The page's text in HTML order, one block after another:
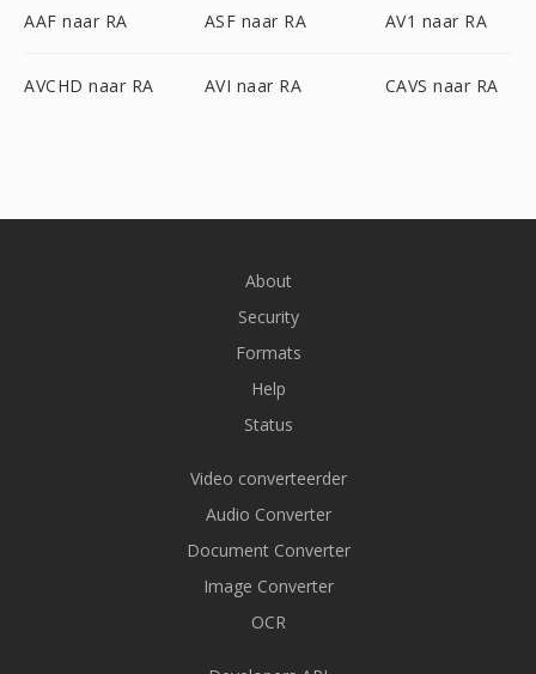
AAF naar RA ASF naar RA AV1 naar RA
AVCHD naar RA AVI naar RA CAVS naar RA
About
Security
Formats
Help
Status
Video converteerder
Audio Converter
Document Converter
Image Converter
OCR